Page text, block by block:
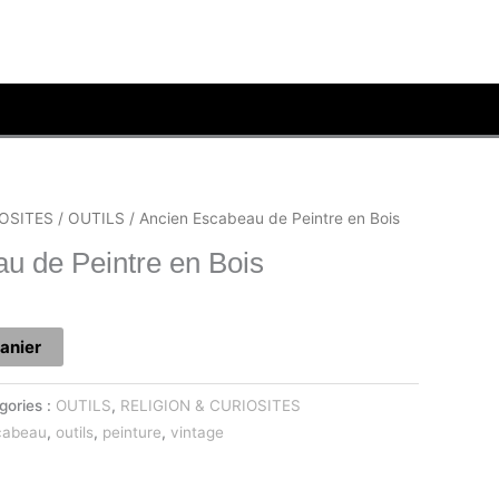
/ OUTILS / Ancien Escabeau de Peintre en Bois
de Peintre en Bois
: OUTILS, RELIGION & CURIOSITES
, outils, peinture, vintage